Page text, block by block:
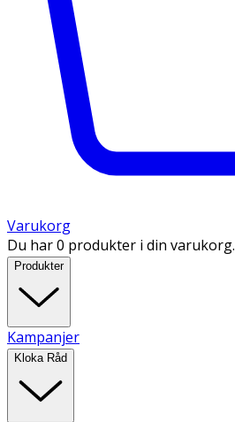
Varukorg
Du har 0 produkter i din varukorg.
Produkter
Kampanjer
Kloka Råd